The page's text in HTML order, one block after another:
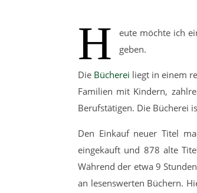
H
eute möchte ich
geben.
Die Bücherei liegt in einem
Familien mit Kindern,
Berufstätigen. Die Bücherei
Den Einkauf neuer Titel
eingekauft und 878 alte
Während der etwa 9
an lesenswerten Büchern.